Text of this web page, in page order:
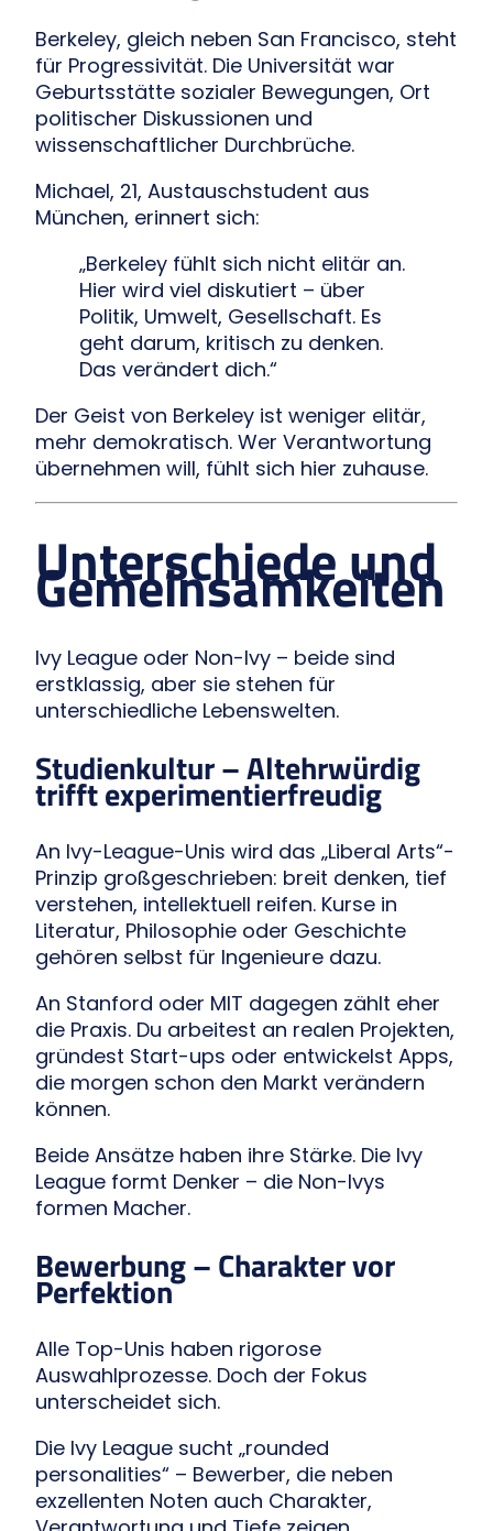
Berkeley, gleich neben San Francisco, steht
für Progressivität. Die Universität war
Geburtsstätte sozialer Bewegungen, Ort
politischer Diskussionen und
wissenschaftlicher Durchbrüche.
Michael, 21, Austauschstudent aus
München, erinnert sich:
„Berkeley fühlt sich nicht elitär an.
Hier wird viel diskutiert – über
Politik, Umwelt, Gesellschaft. Es
geht darum, kritisch zu denken.
Das verändert dich.“
Der Geist von Berkeley ist weniger elitär,
mehr demokratisch. Wer Verantwortung
übernehmen will, fühlt sich hier zuhause.
Unterschiede und
Gemeinsamkeiten
Ivy League oder Non-Ivy – beide sind
erstklassig, aber sie stehen für
unterschiedliche Lebenswelten.
Studienkultur – Altehrwürdig
trifft experimentierfreudig
An Ivy-League-Unis wird das „Liberal Arts“-
Prinzip großgeschrieben: breit denken, tief
verstehen, intellektuell reifen. Kurse in
Literatur, Philosophie oder Geschichte
gehören selbst für Ingenieure dazu.
An Stanford oder MIT dagegen zählt eher
die Praxis. Du arbeitest an realen Projekten,
gründest Start-ups oder entwickelst Apps,
die morgen schon den Markt verändern
können.
Beide Ansätze haben ihre Stärke. Die Ivy
League formt Denker – die Non-Ivys
formen Macher.
Bewerbung – Charakter vor
Perfektion
Alle Top-Unis haben rigorose
Auswahlprozesse. Doch der Fokus
unterscheidet sich.
Die Ivy League sucht „rounded
personalities“ – Bewerber, die neben
exzellenten Noten auch Charakter,